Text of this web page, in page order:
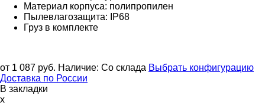
Материал корпуса: полипропилен
Пылевлагозащита:
IP68
Груз в комплекте
от 1 087 руб. Наличие: Со склада Выбрать конфигурацию
Доставка по России
В закладки
x